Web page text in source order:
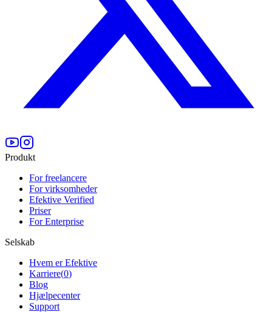
Produkt
For freelancere
For virksomheder
Efektive Verified
Priser
For Enterprise
Selskab
Hvem er Efektive
Karriere(0)
Blog
Hjælpecenter
Support